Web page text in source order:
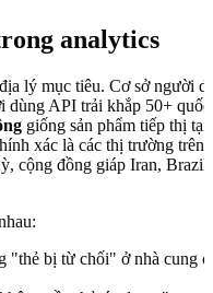
analytics
lý mục tiêu. Cơ sở người
API trải khắp 50+ quốc
giống sản phẩm tiếp thị tại
xác là các thị trường trên
đồng giáp Iran, Brazil,
"thẻ bị từ chối" ở nhà cung